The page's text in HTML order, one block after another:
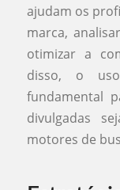
ajudam os
marca,
otimizar a
disso, o
fundamental
divulgadas
motores de